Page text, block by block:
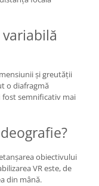
și greutății
o diafragmă
semnificativ mai
obiectivului
VR este, de
din mână.